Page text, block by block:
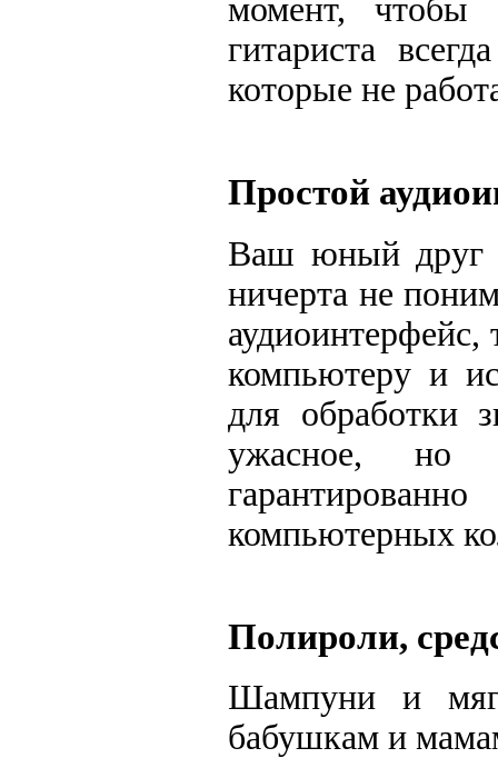
момент,
гитариста
которые не
Простой
Ваш юный друг
ничерта не
аудиоинтерфейс,
компьютеру и
для обработки
ужасное, но
компьютерных
Полироли,
Шампуни и
бабушкам и